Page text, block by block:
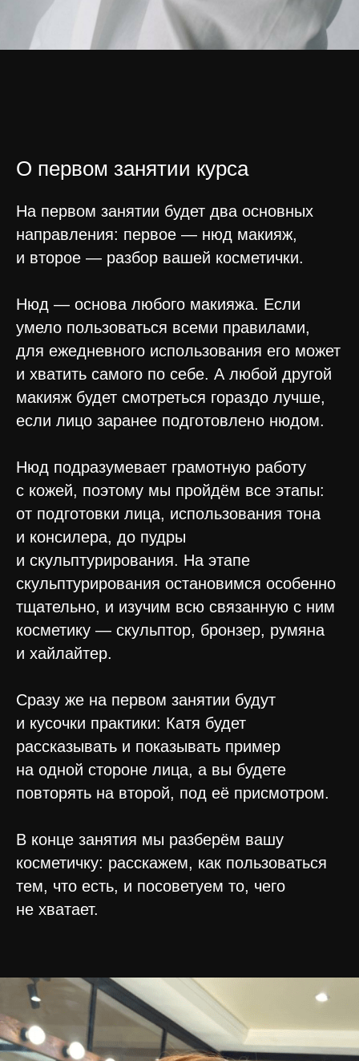
О первом занятии курса
На первом занятии будет два основных
направления: первое — нюд макияж,
и второе — разбор вашей косметички.
Нюд — основа любого макияжа. Если
умело пользоваться всеми правилами,
для ежедневного использования его может
и хватить самого по себе. А любой другой
макияж будет смотреться гораздо лучше,
если лицо заранее подготовлено нюдом.
Нюд подразумевает грамотную работу
с кожей, поэтому мы пройдём все этапы:
от подготовки лица, использования тона
и консилера, до пудры
и скульптурирования. На этапе
скульптурирования остановимся особенно
тщательно, и изучим всю связанную с ним
косметику — скульптор, бронзер, румяна
и хайлайтер.
Сразу же на первом занятии будут
и кусочки практики: Катя будет
рассказывать и показывать пример
на одной стороне лица, а вы будете
повторять на второй, под её присмотром.
В конце занятия мы разберём вашу
косметичку: расскажем, как пользоваться
тем, что есть, и посоветуем то, чего
не хватает.